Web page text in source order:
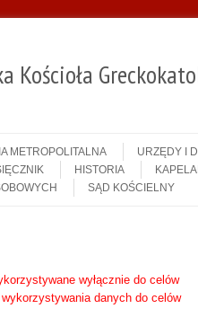
Kościoła
METROPOLITALNA URZĘDY I
HISTORIA
SĄD KOŚCIELNY
wyłącznie do celów
danych do celów